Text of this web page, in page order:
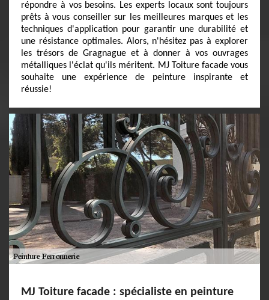
répondre à vos besoins. Les experts locaux sont toujours
prêts à vous conseiller sur les meilleures marques et les
techniques d'application pour garantir une durabilité et
une résistance optimales. Alors, n'hésitez pas à explorer
les trésors de Gragnague et à donner à vos ouvrages
métalliques l'éclat qu'ils méritent. MJ Toiture facade vous
souhaite une expérience de peinture inspirante et
réussie!
MJ Toiture facade : spécialiste en peinture